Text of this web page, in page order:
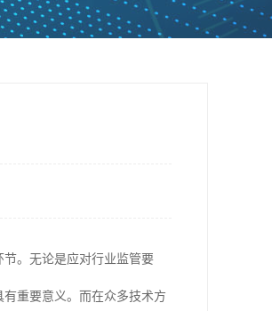
。无论是应对行业监管要
重要意义。而在众多技术方